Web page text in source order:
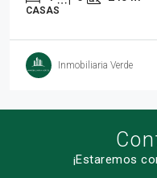
CASAS
Inmobiliaria Verde
¡Estaremos